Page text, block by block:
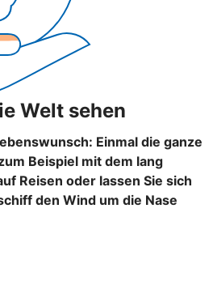
Welt sehen
Einmal die ganze
Beispiel mit dem lang
Reisen oder lassen Sie sich
den Wind um die Nase